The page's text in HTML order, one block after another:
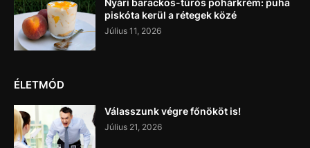
piskóta kerül a rétegek közé
Július 11, 2026
ÉLETMÓD
Válasszunk végre főnököt is!
Július 21, 2026